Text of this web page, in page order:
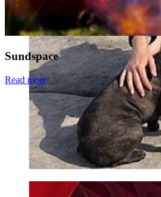
Sundspace
Read more